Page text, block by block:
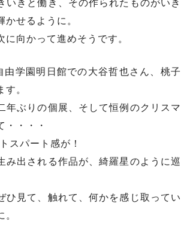
いきと働き、その作られたものがいき
かせるように。
に向かって進めそうです。
由学園明日館での大谷哲也さん、桃子
す。
年ぶりの個展、そして恒例のクリスマ
・・・・
スパート感が！
み出される作品が、綺羅星のように巡
ひ見て、触れて、何かを感じ取ってい